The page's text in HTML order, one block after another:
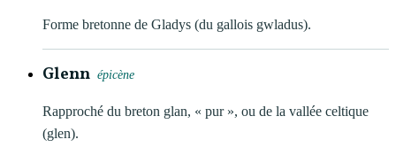
Forme bretonne de Gladys (du gallois gwladus).
Glenn épicène
Rapproché du breton glan, « pur », ou de la vallée celtique
(glen).